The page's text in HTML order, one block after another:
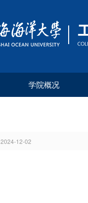
学院概况
2024-12-02